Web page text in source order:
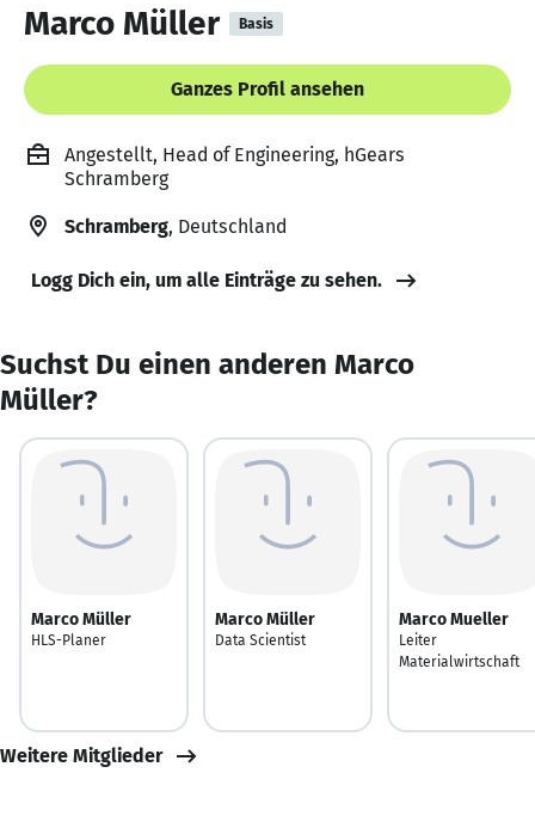
Marco Müller Basis
Ganzes Profil ansehen
Angestellt, Head of Engineering, hGears
Schramberg
Schramberg, Deutschland
Logg Dich ein, um alle Einträge zu sehen.
Suchst Du einen anderen Marco
Müller?
Marco Müller
HLS-Planer
Marco Müller
Data Scientist
Marco Mueller
Leiter
Materialwirtschaft
Weitere Mitglieder